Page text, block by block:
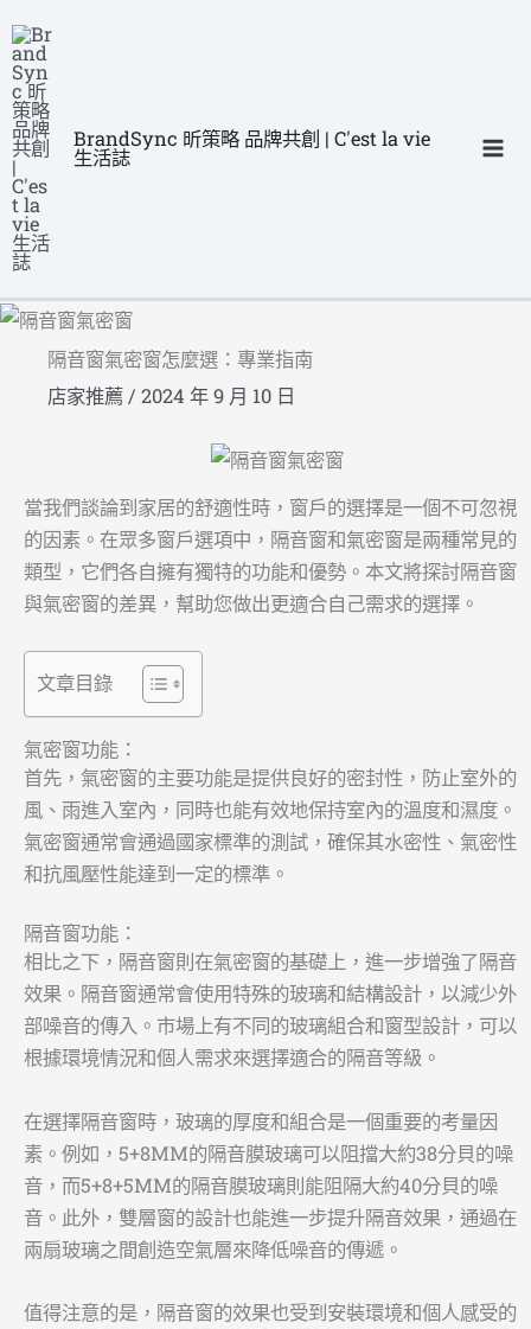
至
主
要
內
容
BrandSync 昕策略 品牌共創 | C'est la vie
生活誌
隔音窗氣密窗怎麼選：專業指南
店家推薦 / 2024 年 9 月 10 日
當我們談論到家居的舒適性時，窗戶的選擇是一個不可忽視
的因素。在眾多窗戶選項中，隔音窗和氣密窗是兩種常見的
類型，它們各自擁有獨特的功能和優勢。本文將探討隔音窗
與氣密窗的差異，幫助您做出更適合自己需求的選擇。
文章目錄
氣密窗功能：
首先，氣密窗的主要功能是提供良好的密封性，防止室外的
風、雨進入室內，同時也能有效地保持室內的溫度和濕度。
氣密窗通常會通過國家標準的測試，確保其水密性、氣密性
和抗風壓性能達到一定的標準。
隔音窗功能：
相比之下，隔音窗則在氣密窗的基礎上，進一步增強了隔音
效果。隔音窗通常會使用特殊的玻璃和結構設計，以減少外
部噪音的傳入。市場上有不同的玻璃組合和窗型設計，可以
根據環境情況和個人需求來選擇適合的隔音等級。
在選擇隔音窗時，玻璃的厚度和組合是一個重要的考量因
素。例如，5+8MM的隔音膜玻璃可以阻擋大約38分貝的噪
音，而5+8+5MM的隔音膜玻璃則能阻隔大約40分貝的噪
音。此外，雙層窗的設計也能進一步提升隔音效果，通過在
兩扇玻璃之間創造空氣層來降低噪音的傳遞。
值得注意的是，隔音窗的效果也受到安裝環境和個人感受的